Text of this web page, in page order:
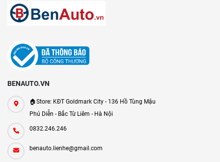
BENAUTO.VN
🏠Store: KĐT Goldmark City - 136 Hồ Tùng Mậu
Phú Diễn - Bắc Từ Liêm - Hà Nội
0832.246.246
benauto.lienhe@gmail.com